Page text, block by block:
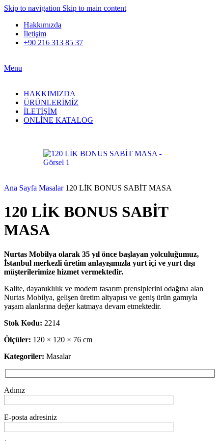
Skip to navigation Skip to main content
Hakkımızda
İletişim
+90 216 313 85 37
Menu
HAKKIMIZDA
ÜRÜNLERİMİZ
İLETİŞİM
ONLİNE KATALOG
Ana Sayfa Masalar 120 LİK BONUS SABİT MASA
120 LİK BONUS SABİT
MASA
Nurtas Mobilya olarak 35 yıl önce başlayan yolculuğumuz,
İstanbul merkezli üretim anlayışımızla yurt içi ve yurt dışı
müşterilerimize hizmet vermektedir.
Kalite, dayanıklılık ve modern tasarım prensiplerini odağına alan
Nurtas Mobilya, gelişen üretim altyapısı ve geniş ürün gamıyla
yaşam alanlarına değer katmaya devam etmektedir.
Stok Kodu: 2214
Ölçüler: 120 × 120 × 76 cm
Kategoriler: Masalar
Adınız
E-posta adresiniz